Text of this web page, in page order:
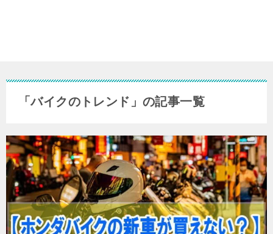
「バイクのトレンド」の記事一覧